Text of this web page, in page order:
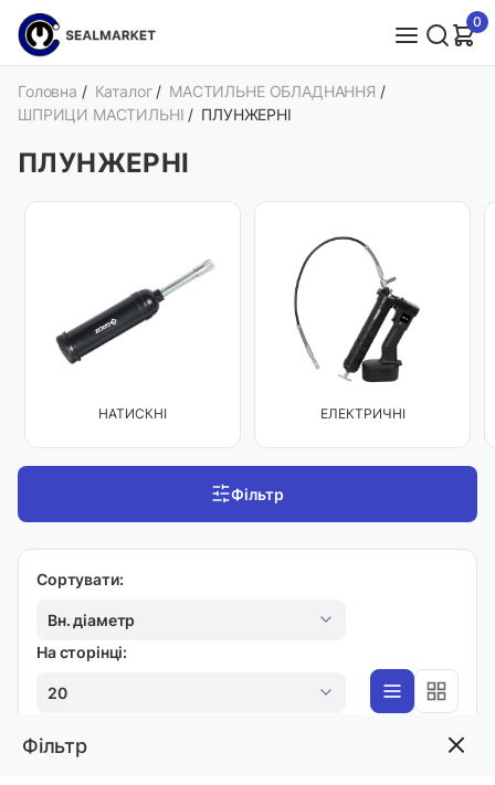
0
Фільтр
Головна / Каталог / МАСТИЛЬНЕ ОБЛАДНАННЯ /
ШПРИЦИ МАСТИЛЬНІ / ПЛУНЖЕРНІ
ПЛУНЖЕРНІ
НАТИСКНІ ЕЛЕКТРИЧНІ
Фільтр
Сортувати:
Вн. діаметр
На сторінці:
20